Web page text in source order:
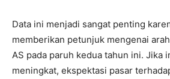
Data ini menjadi sangat penting
memberikan petunjuk mengenai
AS pada paruh kedua tahun ini. Jika
meningkat, ekspektasi pasar